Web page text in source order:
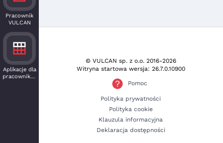
Pracownik
VULCAN
Aplikacje dla
pracowników
© VULCAN sp. z o.o.2016-2026
Witryna startowa wersja: 26.7.0.10900
Pomoc
Polityka prywatności
Polityka cookie
Klauzula informacyjna
Deklaracja dostępności